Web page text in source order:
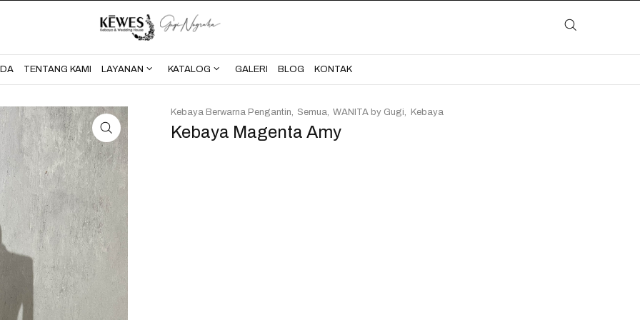
BERANDA KONTAK
TENTANG KAMI LAYANAN KATALOG GALERI BLOG KONTAK
Kebaya Magenta Amy
Kebaya Berwarna Pengantin Semua WANITA by Gugi Kebaya